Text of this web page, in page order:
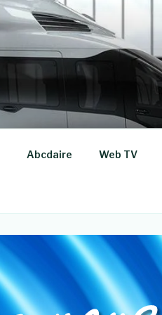
Abcdaire Web TV